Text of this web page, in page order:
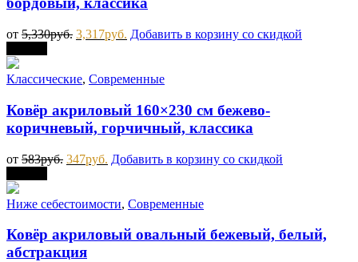
от 5,330руб. 3,317руб. Добавить в корзину со скидкой
Классические, Современные
Ковёр акриловый 160×230 см бежево-
коричневый, горчичный, классика
от 583руб. 347руб. Добавить в корзину со скидкой
Ниже себестоимости, Современные
Ковёр акриловый овальный бежевый, белый,
абстракция